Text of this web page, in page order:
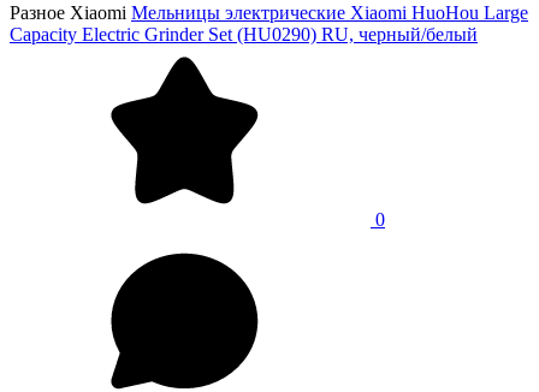
Разное Xiaomi Мельницы электрические Xiaomi HuoHou Large
Capacity Electric Grinder Set (HU0290) RU, черный/белый
0